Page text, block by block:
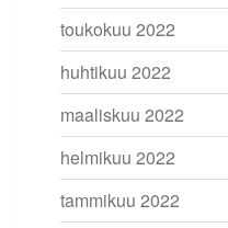
toukokuu 2022
huhtikuu 2022
maaliskuu 2022
helmikuu 2022
tammikuu 2022